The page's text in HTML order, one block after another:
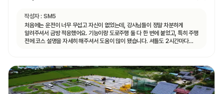
작성자 : SM5
처음에는 운전이 너무 무섭고 자신이 없었는데, 강사님들이 정말 차분하게
알려주셔서 금방 적응했어요. 기능이랑 도로주행 둘 다 한 번에 붙었고, 특히 주행
전에 코스 설명을 자세히 해주셔서 도움이 많이 됐습니다. 셔틀도 2시간마다